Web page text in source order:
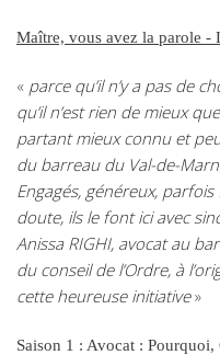
Maître, vous avez la parole -
« parce qu’il n’y a pas de
qu’il n’est rien de mieux
partant mieux connu et
du barreau du Val-de-
Engagés, généreux,
doute, ils le font ici avec
Anissa RIGHI, avocat au
du conseil de l’Ordre, à
cette heureuse initiative»
Saison 1 : Avocat : Pourquoi,